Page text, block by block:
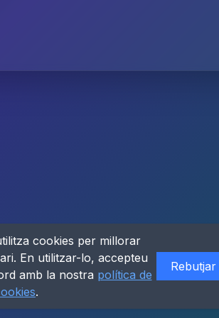
cookies per millorar
En utilitzar-lo, accepteu
amb la nostra política de
.
Rebutjar